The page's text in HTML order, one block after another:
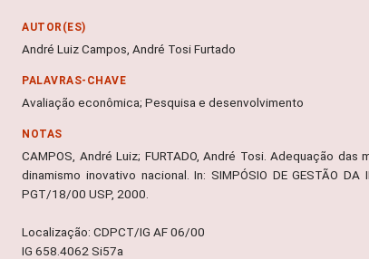
AUTOR(ES)
André Luiz Campos, André Tosi Furtado
PALAVRAS-CHAVE
Avaliação econômica; Pesquisa e desenvolvimento
NOTAS
CAMPOS, André Luiz; FURTADO, André Tosi. Adequação
dinamismo inovativo nacional. In: SIMPÓSIO DE GESTÃO
PGT/18/00 USP, 2000.
Localização: CDPCT/IG AF 06/00
IG 658.4062 Si57a